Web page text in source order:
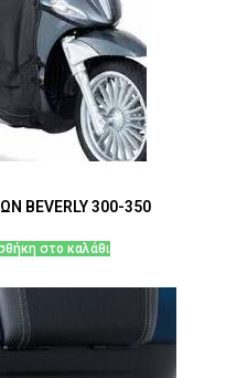
BEVERLY 300-350
στο καλάθι